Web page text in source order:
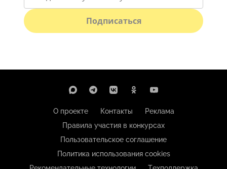
Подписаться
О проекте Контакты
Реклама
Правила участия в конкурсах
Пользовательское соглашение
Политика использования cookies